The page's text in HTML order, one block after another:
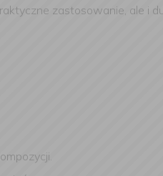
zastosowanie, ale i